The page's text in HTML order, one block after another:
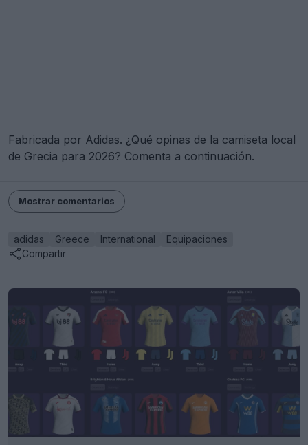
Fabricada por Adidas. ¿Qué opinas de la camiseta local
de Grecia para 2026? Comenta a continuación.
Mostrar comentarios
adidas Greece International
Equipaciones
Compartir